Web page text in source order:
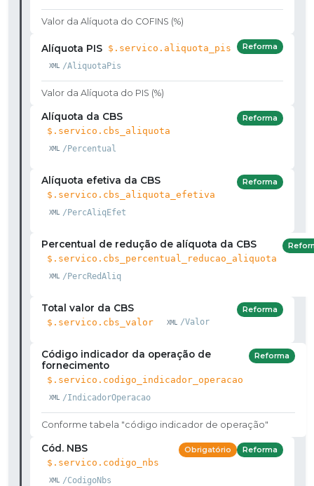
Valor da Alíquota do COFINS (%)
Alíquota PIS $.servico.aliquota_pis
/AliquotaPis
Reforma
Valor da Alíquota do PIS (%)
Alíquota da CBS
$.servico.cbs_aliquota
/Percentual
Reforma
Alíquota efetiva da CBS
$.servico.cbs_aliquota_efetiva
/PercAliqEfet
Reforma
Percentual de redução de alíquota da CBS
$.servico.cbs_percentual_reducao_aliquota
/PercRedAliq
Total valor da CBS
$.servico.cbs_valor /Valor
Reforma
Código indicador da operação de
fornecimento
$.servico.codigo_indicador_operacao
/IndicadorOperacao
Reforma
Conforme tabela "código indicador de operação"
Cód. NBS
$.servico.codigo_nbs
/CodigoNbs
Obrigatório Reforma